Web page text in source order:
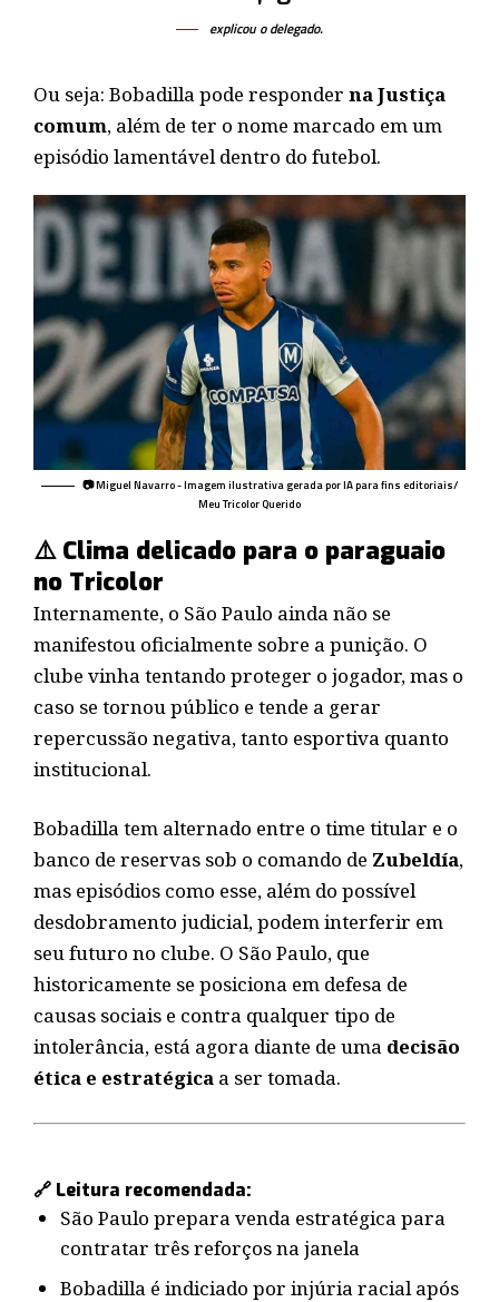
explicou o delegado.
Ou seja: Bobadilla pode responder na Justiça
comum, além de ter o nome marcado em um
episódio lamentável dentro do futebol.
📷 Miguel Navarro - Imagem ilustrativa gerada por IA para fins editoriais/
Meu Tricolor Querido
⚠️ Clima delicado para o paraguaio
no Tricolor
Internamente, o São Paulo ainda não se
manifestou oficialmente sobre a punição. O
clube vinha tentando proteger o jogador, mas o
caso se tornou público e tende a gerar
repercussão negativa, tanto esportiva quanto
institucional.
Bobadilla tem alternado entre o time titular e o
banco de reservas sob o comando de Zubeldía,
mas episódios como esse, além do possível
desdobramento judicial, podem interferir em
seu futuro no clube. O São Paulo, que
historicamente se posiciona em defesa de
causas sociais e contra qualquer tipo de
intolerância, está agora diante de uma decisão
ética e estratégica a ser tomada.
🔗 Leitura recomendada:
São Paulo prepara venda estratégica para
contratar três reforços na janela
Bobadilla é indiciado por injúria racial após